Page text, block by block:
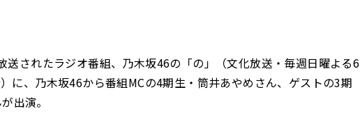
送されたラジオ番組、乃木坂46の「の」（文化放送・毎週日曜よる6
に、乃木坂46から番組MCの4期生・筒井あやめさん、ゲストの3期
出演。